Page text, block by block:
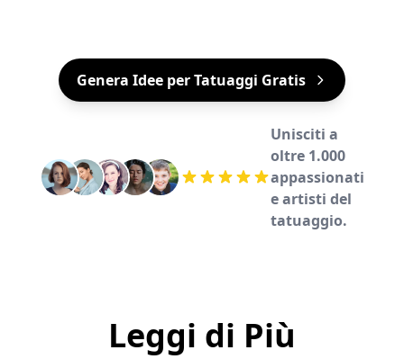
Genera Idee per Tatuaggi Gratis
Unisciti a
oltre 1.000
appassionati
e artisti del
tatuaggio.
Leggi di Più